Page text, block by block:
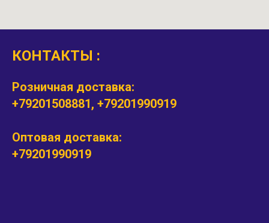
КОНТАКТЫ :
Розничная доставка:
+79201508881, +79201990919
Оптовая доставка:
+79201990919